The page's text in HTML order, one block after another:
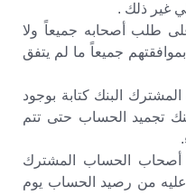
غير ذلك .
طلب أصحابه جميعاً ولا
جميعاً ما لم يتفق
البنك كتابة بوجود
تجميد الحساب حتى تتم
أصحاب الحساب المشترك
من رصيد الحساب يوم